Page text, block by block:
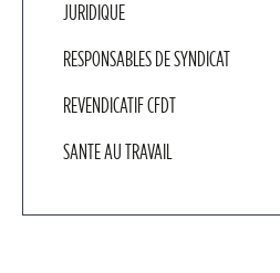
JURIDIQUE
RESPONSABLES DE SYNDICAT
REVENDICATIF CFDT
SANTE AU TRAVAIL